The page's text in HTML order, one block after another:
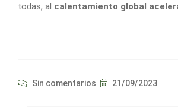
todas, al calentamiento global
Sin comentarios 21/09/2023